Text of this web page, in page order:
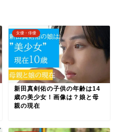
女優・俳優
新田真剣佑の子供の年齢は14
歳の美少女！画像は？娘と母
親の現在